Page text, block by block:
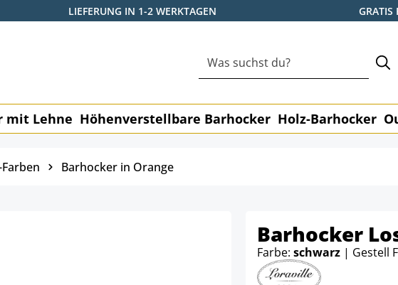
LIEFERUNG IN 1-2 WERKTAGEN GRATIS
mit Lehne Höhenverstellbare Barhocker Holz-Barhocker
Barhocker in Orange
Barhocker
Farbe: schwarz | Gestell